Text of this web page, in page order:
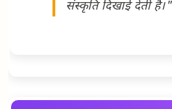
संस्कृति दिखाई देती है।"